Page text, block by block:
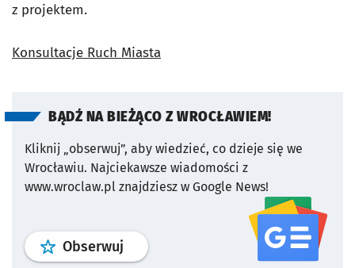
z projektem.
Konsultacje Ruch Miasta
BĄDŹ NA BIEŻĄCO Z WROCŁAWIEM!
Kliknij „obserwuj”, aby wiedzieć, co dzieje się we
Wrocławiu. Najciekawsze wiadomości z
www.wroclaw.pl znajdziesz w Google News!
Obserwuj profil serwisu